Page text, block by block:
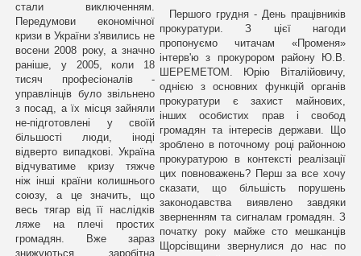
стали виключенням.
Передумови економічної
кризи в України з'явились не
восени 2008 року, а значно
раніше, у 2005, коли 18
тисяч професіоналів -
управлінців було звільнено
з посад, а їх місця зайняли
не-підготовлені у своїй
більшості люди, іноді
відверто випадкові. Україна
відчуватиме кризу тяжче
ніж інші країни колишнього
союзу, а це значить, що
весь тягар від її наслідків
ляже на плечі простих
громадян. Вже зараз
знижуються заробітна
Першого грудня - День працівників
прокуратури. З цієї нагоди
пропонуємо читачам «Променя»
інтерв'ю з прокурором району Ю.В.
ШЕРЕМЕТОМ. Юрію Віталійовичу,
однією з основних функцій органів
прокуратури є захист майнових,
інших особистих прав і свобод
громадян та інтересів держави. Що
зроблено в поточному році районною
прокуратурою в контексті реалізації
цих повноважень? Перш за все хочу
сказати, що більшість порушень
законодавства виявлено завдяки
зверненням та сигналам громадян. З
початку року майже сто мешканців
Щорсівщини звернулися до нас по